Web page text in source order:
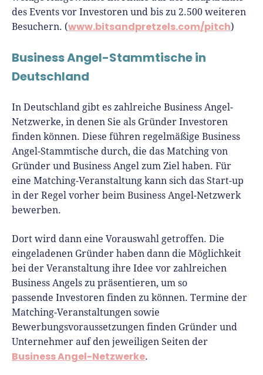
des Events vor Investoren und bis zu 2.500 weiteren
Besuchern. (www.bitsandpretzels.com/pitch)
Business Angel-Stammtische in
Deutschland
In Deutschland gibt es zahlreiche Business Angel-
Netzwerke, in denen Sie als Gründer Investoren
finden können. Diese führen regelmäßige Business
Angel-Stammtische durch, die das Matching von
Gründer und Business Angel zum Ziel haben. Für
eine Matching-Veranstaltung kann sich das Start-up
in der Regel vorher beim Business Angel-Netzwerk
bewerben.
Dort wird dann eine Vorauswahl getroffen. Die
eingeladenen Gründer haben dann die Möglichkeit
bei der Veranstaltung ihre Idee vor zahlreichen
Business Angels zu präsentieren, um so
passende Investoren finden zu können. Termine der
Matching-Veranstaltungen sowie
Bewerbungsvoraussetzungen finden Gründer und
Unternehmer auf den jeweiligen Seiten der
Business Angel-Netzwerke.